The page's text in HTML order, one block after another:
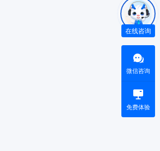
在线咨询
微信咨询
免费体验